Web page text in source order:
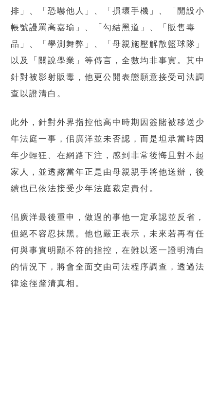
排」、「恐嚇他人」、「損壞手機」、「開設小
帳號謾罵高嘉瑜」、「勾結黑道」、「販售毒
品」、「學測舞弊」、「母親施壓解散籃球隊」
以及「關說學業」等傳言，全數均非事實。其中
針對被影射販毒，他更公開表態願意接受司法調
查以證清白。
此外，針對外界指控他高中時期因簽賭被移送少
年法庭一事，佀廣洋並未否認，而是坦承當時因
年少輕狂、在網路下注，感到非常後悔且對不起
家人，並透露當年正是由母親親手將他送辦，後
續也已依法接受少年法庭裁定責付。
佀廣洋最後重申，做過的事他一定承認並反省，
但絕不容忍抹黑。他也嚴正表示，未來若再有任
何與事實明顯不符的指控，在難以逐一證明清白
的情況下，將會全面交由司法程序調查，透過法
律途徑釐清真相。